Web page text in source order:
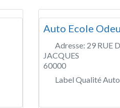
Auto Ecole
Adresse: 29 RUE
JACQUES
60000
Label Qualité